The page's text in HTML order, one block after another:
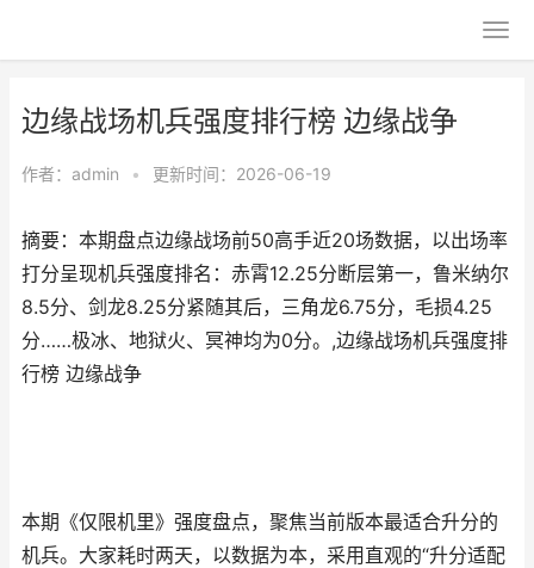
边缘战场机兵强度排行榜 边缘战争
作者： admin • 更新时间：2026-06-19
摘要：本期盘点边缘战场前50高手近20场数据，以出场率
打分呈现机兵强度排名：赤霄12.25分断层第一，鲁米纳尔
8.5分、剑龙8.25分紧随其后，三角龙6.75分，毛损4.25
分……极冰、地狱火、冥神均为0分。,边缘战场机兵强度排
行榜 边缘战争
本期《仅限机里》强度盘点，聚焦当前版本最适合升分的
机兵。大家耗时两天，以数据为本，采用直观的“升分适配